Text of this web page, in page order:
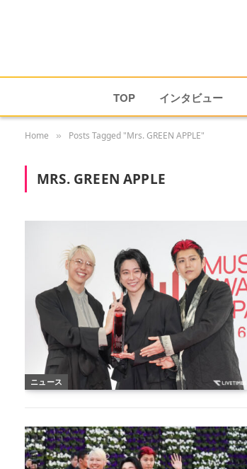
TOP インタビュー
Home » Posts Tagged "Mrs. GREEN APPLE"
MRS. GREEN APPLE
ニュース